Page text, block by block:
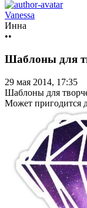
Vanessa
Инна
••
Шаблоны для
29 мая 2014, 17:35
Шаблоны для
Может пригодится